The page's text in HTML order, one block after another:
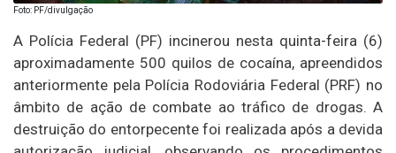
Foto: PF/divulgação
A Polícia Federal (PF) incinerou nesta quinta-feira (6)
aproximadamente 500 quilos de cocaína, apreendidos
anteriormente pela Polícia Rodoviária Federal (PRF) no
âmbito de ação de combate ao tráfico de drogas. A
destruição do entorpecente foi realizada após a devida